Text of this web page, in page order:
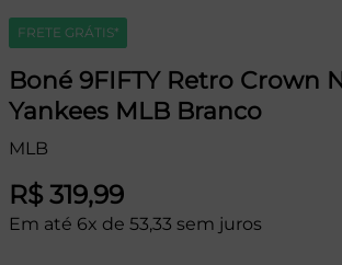
FRETE GRÁTIS*
Boné 9FIFTY Retro Crown
Yankees MLB Branco
MLB
R$ 319,99
Em até 6x de 53,33 sem juros